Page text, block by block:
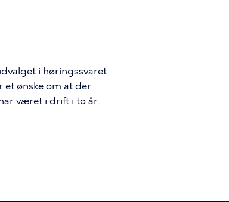
i høringssvaret
et ønske om at der
været i drift i to år.